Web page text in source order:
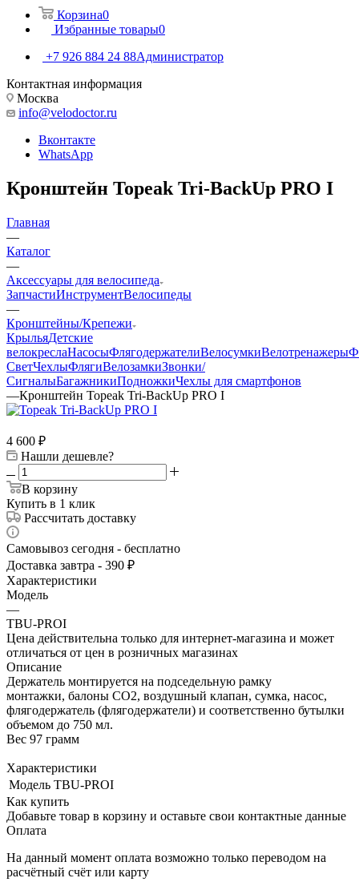
Корзина0
Избранные товары0
+7 926 884 24 88Администратор
Контактная информация
Москва
info@velodoctor.ru
Вконтакте
WhatsApp
Кронштейн Topeak Tri-BackUp PRO I
Главная
—
Каталог
—
Аксессуары для велосипеда
ЗапчастиИнструментВелосипеды
—
Кронштейны/Крепежи
КрыльяДетские
велокреслаНасосыФлягодержателиВелосумкиВелотренажеры
СветЧехлыФлягиВелозамкиЗвонки/
СигналыБагажникиПодножкиЧехлы для смартфонов
—Кронштейн Topeak Tri-BackUp PRO I
4 600 ₽
Нашли дешевле?
В корзину
Купить в 1 клик
Рассчитать доставку
Самовывоз сегодня - бесплатно
Доставка завтра - 390 ₽
Характеристики
Модель
—
TBU-PROI
Цена действительна только для интернет-магазина и может
отличаться от цен в розничных магазинах
Описание
Держатель монтируется на подседельную рамку
монтажки, балоны CO2, воздушный клапан, сумка, насос,
флягодержатель (флягодержатели) и соответственно бутылки
объемом до 750 мл.
Вес 97 грамм
Характеристики
Модель TBU-PROI
Как купить
Добавьте товар в корзину и оставьте свои контактные данные
Оплата
На данный момент оплата возможно только переводом на
расчётный счёт или карту